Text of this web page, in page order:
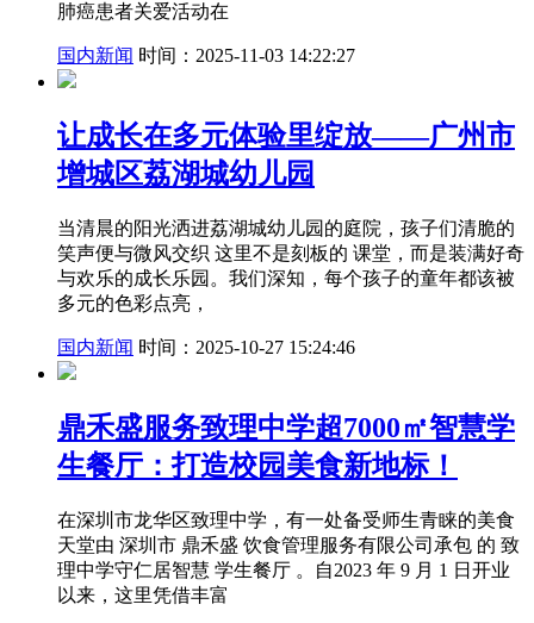
肺癌患者关爱活动在
国内新闻 时间：2025-11-03 14:22:27
让成长在多元体验里绽放——广州市
增城区荔湖城幼儿园
当清晨的阳光洒进荔湖城幼儿园的庭院，孩子们清脆的
笑声便与微风交织 这里不是刻板的 课堂，而是装满好奇
与欢乐的成长乐园。我们深知，每个孩子的童年都该被
多元的色彩点亮，
国内新闻 时间：2025-10-27 15:24:46
鼎禾盛服务致理中学超7000㎡智慧学
生餐厅：打造校园美食新地标！
在深圳市龙华区致理中学，有一处备受师生青睐的美食
天堂由 深圳市 鼎禾盛 饮食管理服务有限公司承包 的 致
理中学守仁居智慧 学生餐厅 。自2023 年 9 月 1 日开业
以来，这里凭借丰富